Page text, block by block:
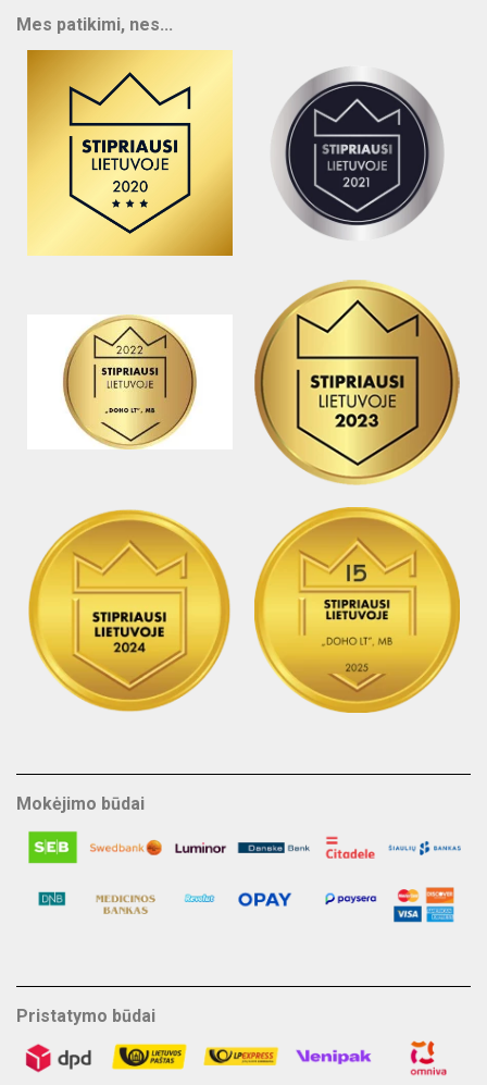
Mes patikimi, nes...
Mokėjimo būdai
Pristatymo būdai